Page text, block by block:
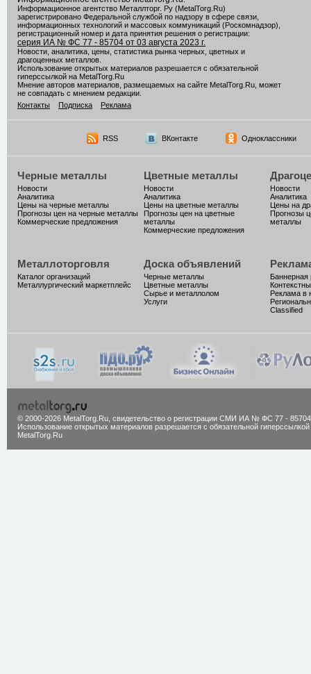
Информационное агентство Металлторг. Ру (MetalTorg.Ru)
зарегистрировано Федеральной службой по надзору в сфере связи,
информационных технологий и массовых коммуникаций (Роскомнадзор),
регистрационный номер и дата принятия решения о регистрации:
серия ИА № ФС 77 - 85704 от 03 августа 2023 г.
Новости, аналитика, цены, статистика рынка черных, цветных и
драгоценных металлов.
Использование открытых материалов разрешается с обязательной
гиперссылкой на MetalTorg.Ru
Мнение авторов материалов, размещаемых на сайте MetalTorg.Ru, может
не совпадать с мнением редакции.
Контакты
Подписка Реклама
RSS ВКонтакте Одноклассники
Черные металлы
Новости
Аналитика
Цены на черные металлы
Прогнозы цен на черные металлы
Коммерческие предложения
Цветные металлы
Новости
Аналитика
Цены на цветные металлы
Прогнозы цен на цветные
металлы
Коммерческие предложения
Новости
Аналитика
Цены на
Прогнозы
металлы
Металлоторговля
Каталог организаций
Металлургический маркетплейс
Доска объявлений
Черные металлы
Цветные металлы
Сырье и металлолом
Услуги
Баннерная
Реклама в
Classified
© 2000-2026 MetalTorg.Ru, cвидетельство о регистрации СМИ ИА № ФС 77 - 85704
Использование открытых материалов разрешается с обязательной гиперссылкой
MetalTorg.Ru